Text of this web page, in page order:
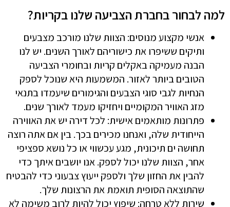
למה לבחור בחברת הצביעה שלנו בקריות?
אנשי מקצוע מנוסים: הצוות שלנו מורכב מצבעים
ותיקים ששיפרו את כישוריהם לאורך השנים. יש לנו
הבנה מעמיקה באקלים קריות ובחומרי הצביעה
הטובים ביותר לאזור. המשמעות היא שנוכל לספק
הנחיות לגבי סוגי הצבעים והגימורים שיעמדו בתנאי
מזג האוויר המקומיים ויחזיקו מעמד לאורך שנים.
פתרונות מותאמים אישית: לכל דירה יש את האווירה
הייחודית שלה, ואנחנו מכירים בכך. בין אם אתה רוצה
תחושה ים תיכונית, מגע עכשווי או כל נושא ספציפי
אחר, הצוות שלנו יכול לספק. אנו יושבים איתך כדי
להבין את החזון שלך ולספק ייעוץ צבעוני כדי להבטיח
שהתוצאה הסופית תואמת את הרצונות שלך.
שירות ללא טרחה: שיפוץ יכול להיות לרוב משימה לא